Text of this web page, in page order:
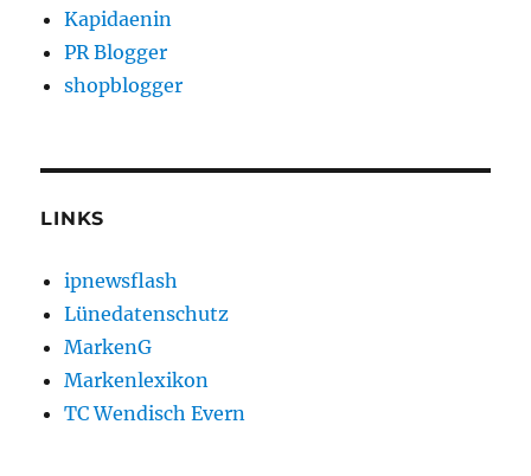
Kapidaenin
PR Blogger
shopblogger
LINKS
ipnewsflash
Lünedatenschutz
MarkenG
Markenlexikon
TC Wendisch Evern